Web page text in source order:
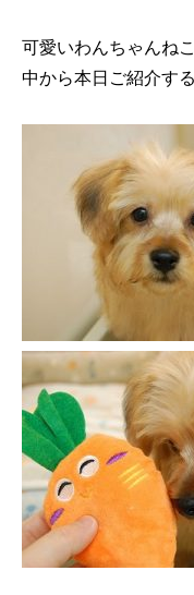
可愛いわんちゃんね
中から本日ご紹介す